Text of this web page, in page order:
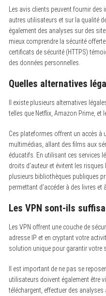
Les avis clients peuvent fournir
autres utilisateurs et sur la qualité
également des analyses sur des
mieux comprendre la sécurité
certificats de sécurité (HTTPS)
des données personnelles.
Quelles alternatives
Il existe plusieurs alternatives
telles que Netflix, Amazon Prime, et
Ces plateformes offrent un accès à
multimédias, allant des films aux
éducatifs. En utilisant ces services
droits d’auteur et évitent les
plusieurs bibliothèques publiques
permettant d’accéder à des livres et
Les VPN sont-ils
Les VPN offrent une couche de
adresse IP et en cryptant votre
solution unique pour garantir votre
Il est important de ne pas se
utilisateurs doivent également être
téléchargent, effectuer des